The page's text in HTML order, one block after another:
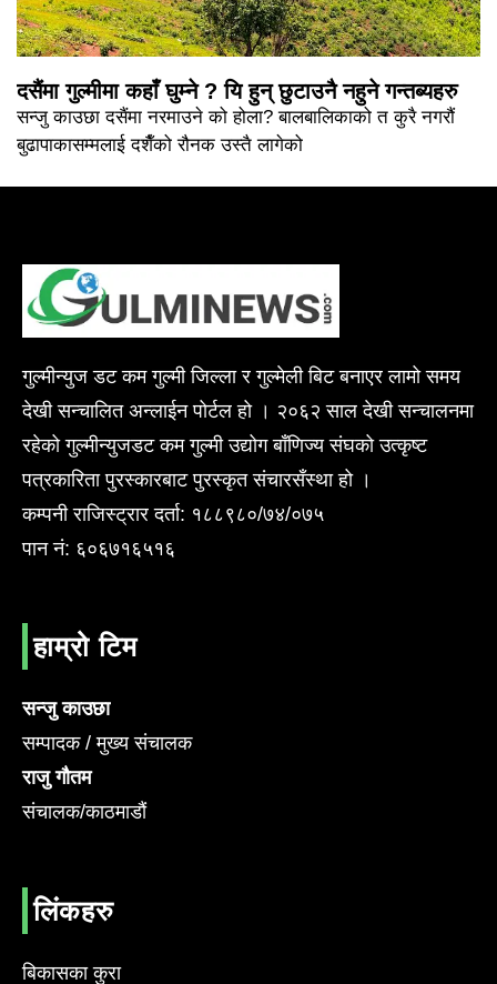
दसैंमा गुल्मीमा कहाँ घुम्ने ? यि हुन् छुटाउनै नहुने गन्तब्यहरु
सन्जु काउछा दसैंमा नरमाउने को होला? बालबालिकाको त कुरै नगरौं
बुढापाकासम्मलाई दशैँको रौनक उस्तै लागेको
गुल्मीन्युज डट कम गुल्मी जिल्ला र गुल्मेली बिट बनाएर लामो समय
देखी सन्चालित अन्लाईन पोर्टल हो । २०६२ साल देखी सन्चालनमा
रहेको गुल्मीन्युजडट कम गुल्मी उद्योग बाँणिज्य संघको उत्कृष्ट
पत्रकारिता पुरस्कारबाट पुरस्कृत संचारसँस्था हो ।
कम्पनी राजिस्ट्रार दर्ता: १८८९८०/७४/०७५
पान नं: ६०६७१६५१६
हाम्रो टिम
सन्जु काउछा
सम्पादक / मुख्य संचालक
राजु गौतम
संचालक/काठमाडौं
लिंकहरु
बिकासका कुरा